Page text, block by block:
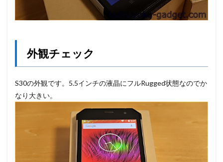
外観チェック
S30の外観です。5.5インチの液晶にフルRugged状態なのでか
なり大きい。